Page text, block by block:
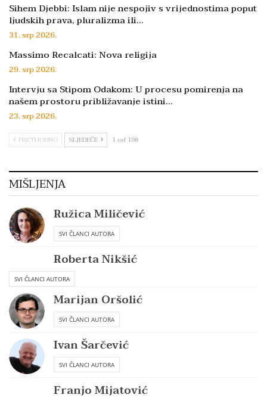
Sihem Djebbi: Islam nije nespojiv s vrijednostima poput
ljudskih prava, pluralizma ili…
31. srp 2026.
Massimo Recalcati: Nova religija
29. srp 2026.
Intervju sa Stipom Odakom: U procesu pomirenja na
našem prostoru približavanje istini…
23. srp 2026.
PRETHODNO SLJEDEĆE 1 od 198
MIŠLJENJA
Ružica Miličević
SVI ČLANCI AUTORA
Roberta Nikšić
SVI ČLANCI AUTORA
Marijan Oršolić
SVI ČLANCI AUTORA
Ivan Šarčević
SVI ČLANCI AUTORA
Franjo Mijatović